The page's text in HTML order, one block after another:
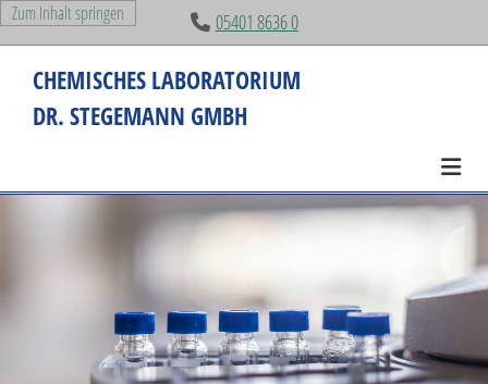
Zum Inhalt springen  05401 8636 0
CHEMISCHES LABORATORIUM
DR. STEGEMANN GMBH